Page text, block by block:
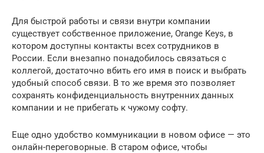
Для быстрой работы и связи внутри компании
существует собственное приложение, Orange Keys, в
котором доступны контакты всех сотрудников в
России. Если внезапно понадобилось связаться с
коллегой, достаточно вбить его имя в поиск и выбрать
удобный способ связи. В то же время это позволяет
сохранять конфиденциальность внутренних данных
компании и не прибегать к чужому софту.
Еще одно удобство коммуникации в новом офисе — это
онлайн-переговорные. В старом офисе, чтобы